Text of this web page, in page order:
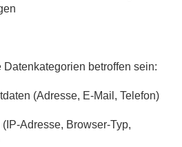
betroffen sein:
(Adresse, E-Mail, Telefon)
Adresse, Browser-Typ,